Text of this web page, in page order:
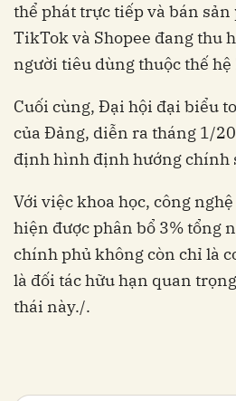
thể phát trực tiếp và bán
TikTok và Shopee đang thu
người tiêu dùng thuộc thế hệ
Cuối cùng, Đại hội đại biểu
của Đảng, ​​diễn ra tháng 1/
định hình định hướng chính
Với việc khoa học, công
hiện được phân bổ 3% tổng
chính phủ không còn chỉ là
là đối tác hữu hạn quan
thái này./.